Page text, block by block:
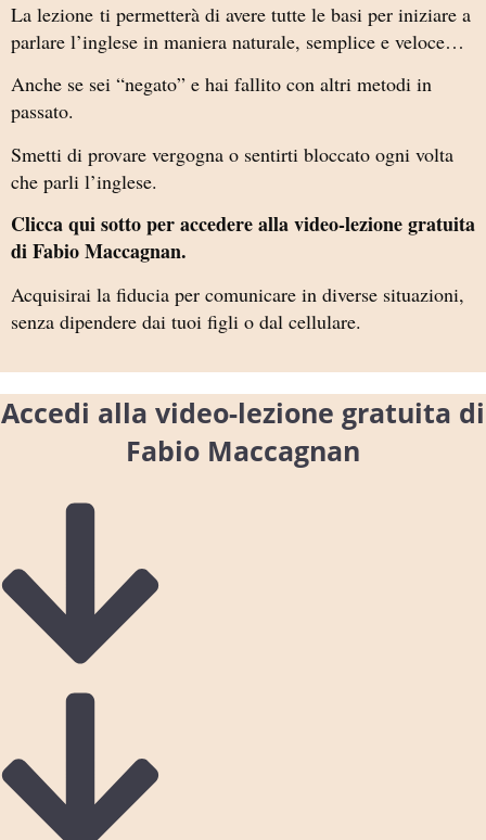
La lezione ti permetterà di avere tutte le basi per iniziare a
parlare l’inglese in maniera naturale, semplice e veloce…
Anche se sei “negato” e hai fallito con altri metodi in
passato.
Smetti di provare vergogna o sentirti bloccato ogni volta
che parli l’inglese.
Clicca qui sotto per accedere alla video-lezione gratuita
di Fabio Maccagnan.
Acquisirai la fiducia per comunicare in diverse situazioni,
senza dipendere dai tuoi figli o dal cellulare.
Accedi alla video-lezione gratuita di
Fabio Maccagnan